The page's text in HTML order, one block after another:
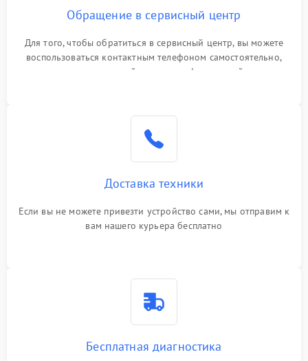
Обращение в сервисный центр
Для того, чтобы обратиться в сервисный центр, вы можете
воспользоваться контактным телефоном самостоятельно,
или оставить свой номер телефона на сайте
Доставка техники
Если вы не можете привезти устройство сами, мы отправим к
вам нашего курьера бесплатно
Бесплатная диагностика